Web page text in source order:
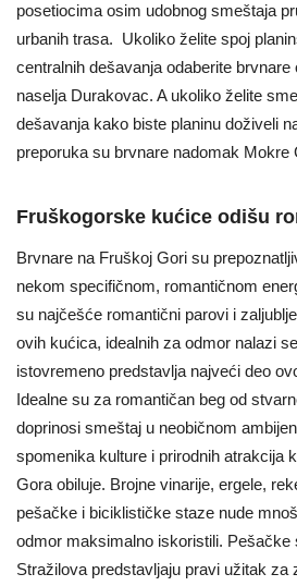
posetiocima osim udobnog smeštaja
urbanih trasa. Ukoliko želite spoj
centralnih dešavanja odaberite
naselja Durakovac. A ukoliko želite
dešavanja kako biste planinu doživeli
preporuka su brvnare nadomak Mokre
Fruškogorske kućice odišu
Brvnare na Fruškoj Gori su
nekom specifičnom, romantičnom
su najčešće romantični parovi i
ovih kućica, idealnih za odmor nalazi
istovremeno predstavlja najveći deo
Idealne su za romantičan beg od
doprinosi smeštaj u neobičnom
spomenika kulture i prirodnih atrakcija
Gora obiluje. Brojne vinarije, ergele,
pešačke i biciklističke staze nude
odmor maksimalno iskoristili. Pešačke
Stražilova predstavljaju pravi užitak za